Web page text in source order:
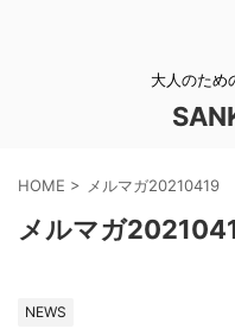
大人のため
HOME > メルマガ20210419
メルマガ
NEWS